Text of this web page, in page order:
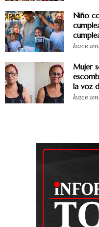
Niño
hace
Mujer
la voz
hace